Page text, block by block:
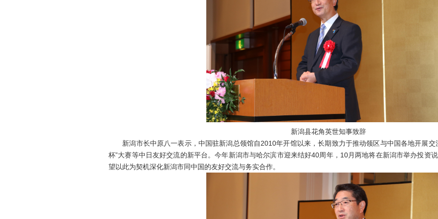
新潟县花角英世知事致辞
新潟市长中原八一表示，中国驻新潟总领馆自2010年开馆以来，长期致力于推动领区与中国各地开展交
杯”大赛等中日友好交流的新平台。今年新潟市与哈尔滨市迎来结好40周年，10月两地将在新潟市举办投资
望以此为契机深化新潟市同中国的友好交流与务实合作。